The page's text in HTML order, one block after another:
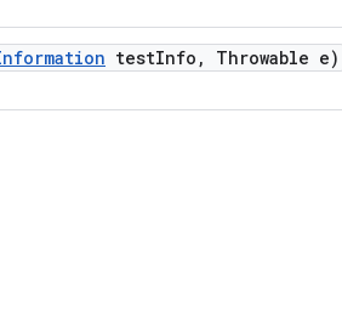
testInfo , Throwable e)